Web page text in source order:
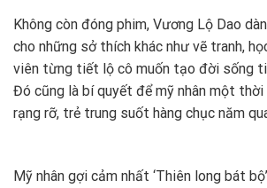
Không còn đóng phim, Vương Lộ Dao
cho những sở thích khác như vẽ tranh,
viên từng tiết lộ cô muốn tạo đời sống
Đó cũng là bí quyết để mỹ nhân một
rạng rỡ, trẻ trung suốt hàng chục năm
Mỹ nhân gợi cảm nhất ‘Thiên long bát